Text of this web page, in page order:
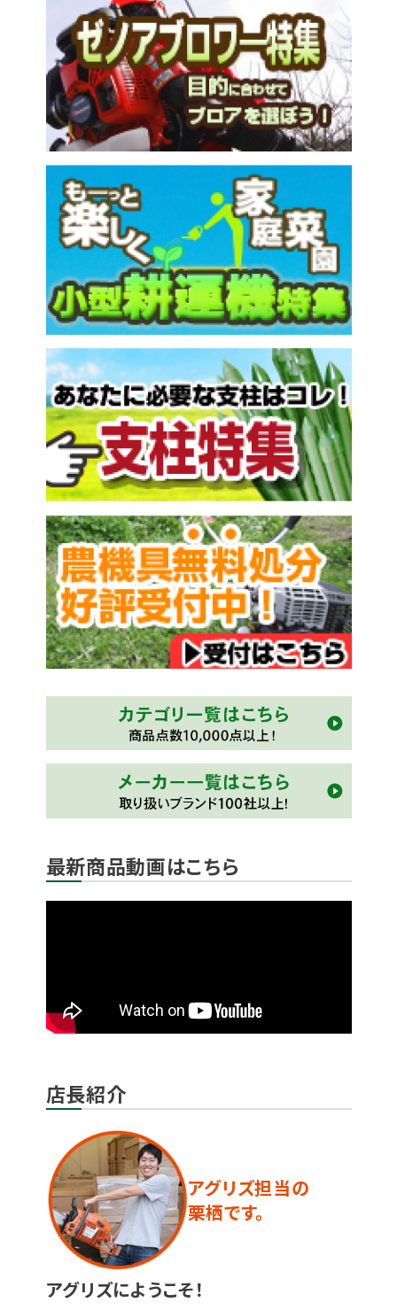
最新商品動画はこちら
店長紹介
アグリズ担当の
栗栖です。
アグリズにようこそ！